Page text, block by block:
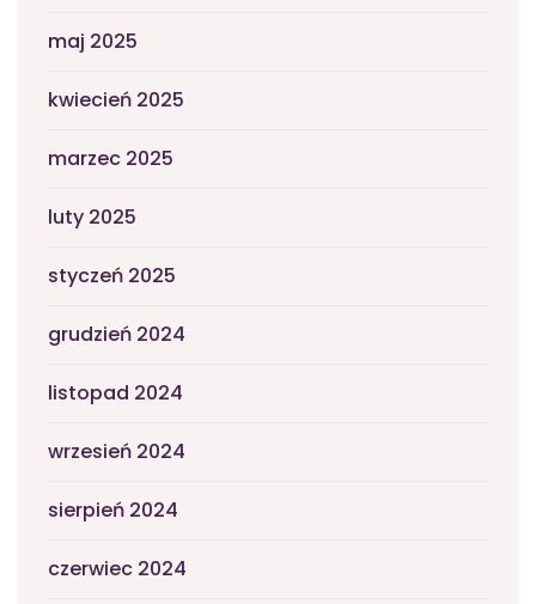
maj 2025
kwiecień 2025
marzec 2025
luty 2025
styczeń 2025
grudzień 2024
listopad 2024
wrzesień 2024
sierpień 2024
czerwiec 2024